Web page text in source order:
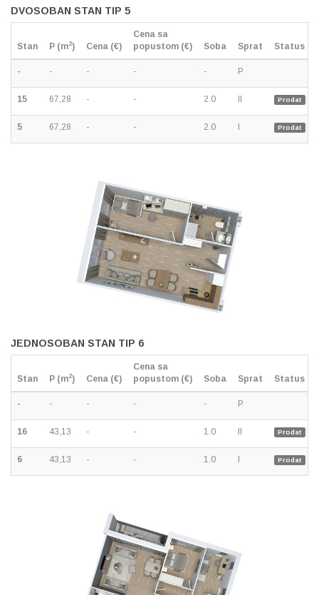
DVOSOBAN STAN TIP 5
Stan P (m2) Cena (€)
Cena sa
popustom (€)
Soba Sprat Status
- - - - - P
15 67,28 - - 2.0 II Prodat
5 67,28 - - 2.0 I Prodat
JEDNOSOBAN STAN TIP 6
Stan P (m2) Cena (€)
Cena sa
popustom (€)
Soba Sprat Status
- - - - - P
16 43,13 - - 1.0 II Prodat
6 43,13 - - 1.0 I Prodat